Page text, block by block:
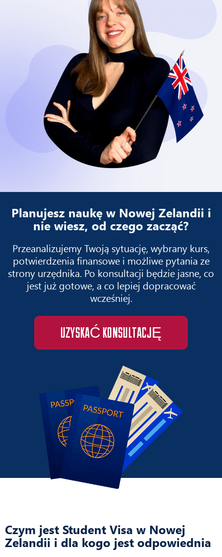
Planujesz naukę w Nowej Zelandii i
nie wiesz, od czego zacząć?
Przeanalizujemy Twoją sytuację, wybrany kurs,
potwierdzenia finansowe i możliwe pytania ze
strony urzędnika. Po konsultacji będzie jasne, co
jest już gotowe, a co lepiej dopracować
wcześniej.
UZYSKAĆ KONSULTACJĘ
Czym jest Student Visa w Nowej
Zelandii i dla kogo jest odpowiednia